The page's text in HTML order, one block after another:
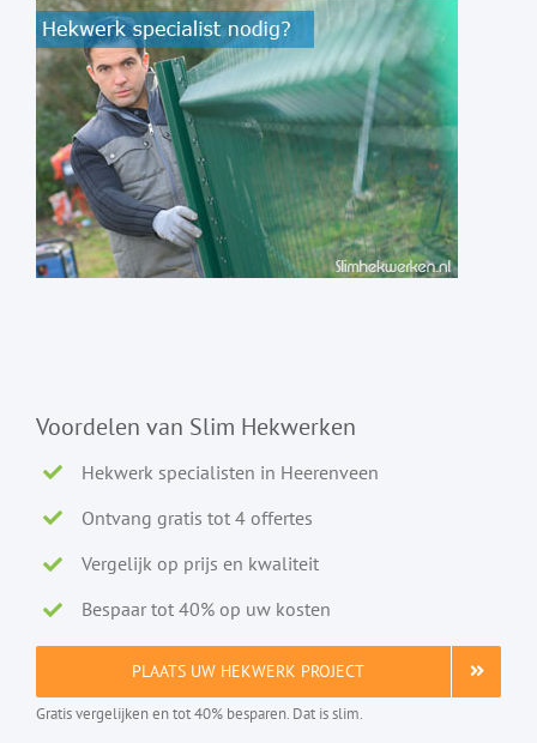
Voordelen van Slim Hekwerken
Hekwerk specialisten in Heerenveen
Ontvang gratis tot 4 offertes
Vergelijk op prijs en kwaliteit
Bespaar tot 40% op uw kosten
PLAATS UW HEKWERK PROJECT
Gratis vergelijken en tot 40% besparen. Dat is slim.